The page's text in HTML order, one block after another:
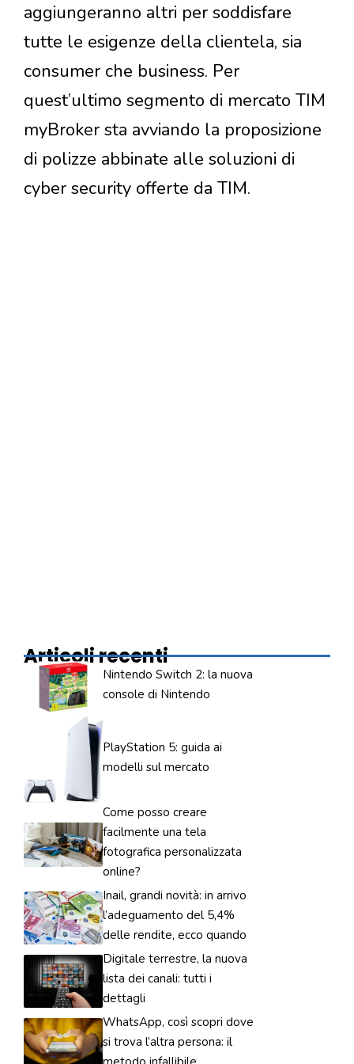
aggiungeranno altri per soddisfare
tutte le esigenze della clientela, sia
consumer che business. Per
quest’ultimo segmento di mercato TIM
myBroker sta avviando la proposizione
di polizze abbinate alle soluzioni di
cyber security offerte da TIM.
Articoli recenti
Nintendo Switch 2: la nuova
console di Nintendo
PlayStation 5: guida ai
modelli sul mercato
Come posso creare
facilmente una tela
fotografica personalizzata
online?
Inail, grandi novità: in arrivo
l’adeguamento del 5,4%
delle rendite, ecco quando
Digitale terrestre, la nuova
lista dei canali: tutti i
dettagli
WhatsApp, così scopri dove
si trova l’altra persona: il